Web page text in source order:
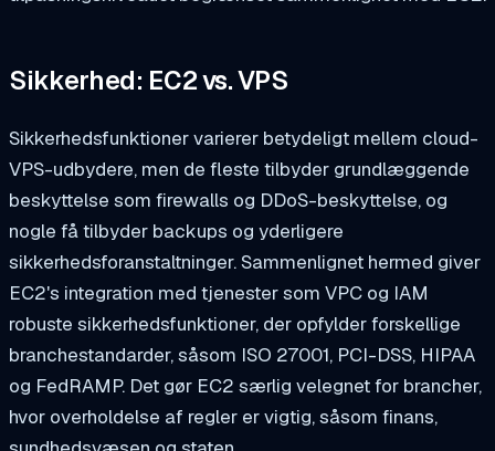
Sikkerhed: EC2 vs. VPS
Sikkerhedsfunktioner varierer betydeligt mellem cloud-
VPS-udbydere, men de fleste tilbyder grundlæggende
beskyttelse som firewalls og DDoS-beskyttelse, og
nogle få tilbyder backups og yderligere
sikkerhedsforanstaltninger. Sammenlignet hermed giver
EC2's integration med tjenester som VPC og IAM
robuste sikkerhedsfunktioner, der opfylder forskellige
branchestandarder, såsom ISO 27001, PCI-DSS, HIPAA
og FedRAMP. Det gør EC2 særlig velegnet for brancher,
hvor overholdelse af regler er vigtig, såsom finans,